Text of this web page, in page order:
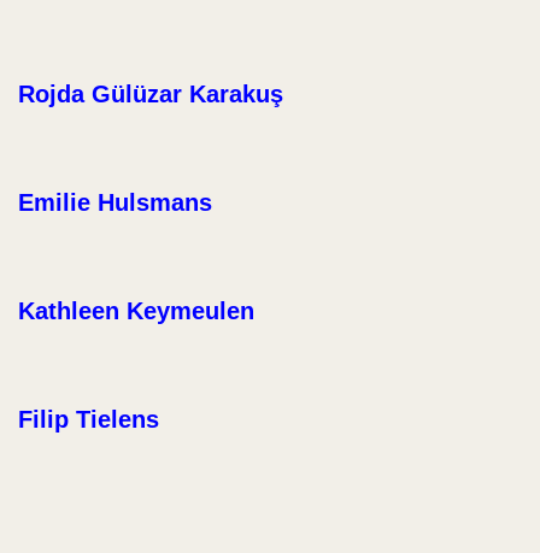
Rojda Gülüzar Karakuş
Emilie Hulsmans
Kathleen Keymeulen
Filip Tielens